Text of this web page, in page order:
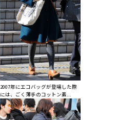
2007年にエコバッグが登場した際
には、ごく薄手のコットン素...